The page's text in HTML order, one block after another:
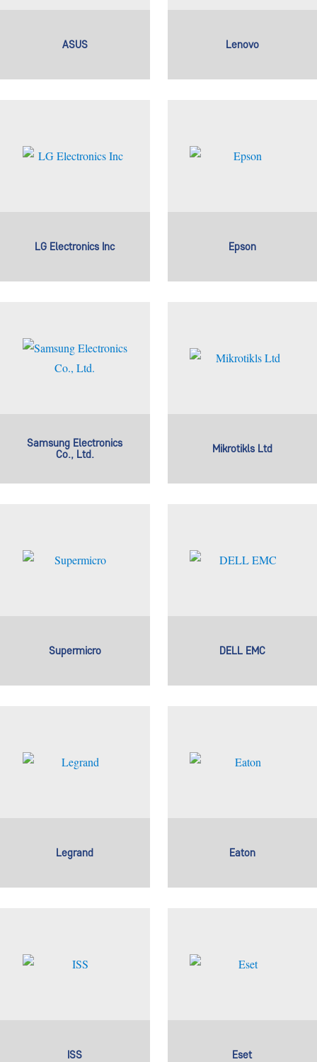
ASUS Lenovo
LG Electronics Inc Epson
Samsung Electronics
Co., Ltd.
Mikrotikls Ltd
Supermicro DELL EMC
Legrand Eaton
ISS Eset